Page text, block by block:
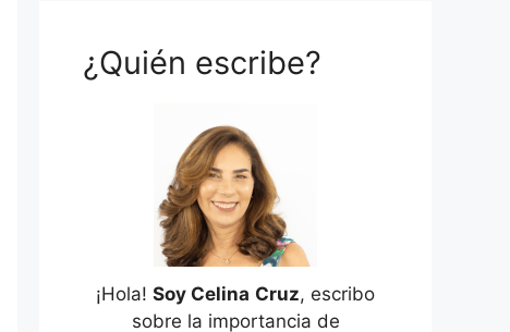
¿Quién escribe?
¡Hola! Soy Celina Cruz, escribo
sobre la importancia de